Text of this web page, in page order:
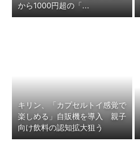
から1000円超の「...
キリン、「カプセルトイ感覚で
楽しめる」自販機を導入 親子
向け飲料の認知拡大狙う